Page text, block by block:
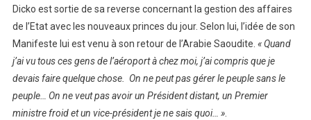
Dicko est sortie de sa reverse concernant la gestion des affaires
de l’Etat avec les nouveaux princes du jour. Selon lui, l’idée de son
Manifeste lui est venu à son retour de l’Arabie Saoudite. « Quand
j’ai vu tous ces gens de l’aéroport à chez moi, j’ai compris que je
devais faire quelque chose. On ne peut pas gérer le peuple sans le
peuple… On ne veut pas avoir un Président distant, un Premier
ministre froid et un vice-président je ne sais quoi… ».